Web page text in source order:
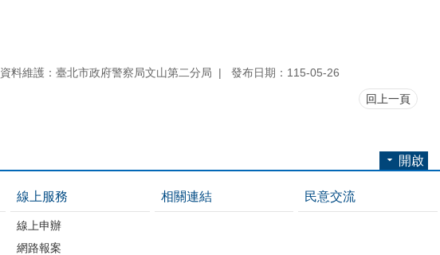
資料維護：臺北市政府警察局文山第二分局 發布日期：115-05-26
回上一頁
開啟
線上服務
線上申辦
網路報案
相關連結 民意交流